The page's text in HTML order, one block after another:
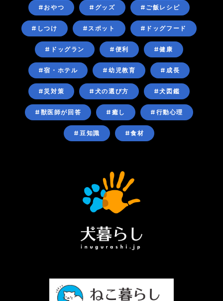
#おやつ #グッズ #ご飯レシピ
#しつけ #スポット #ドッグフード
#ドッグラン #便利 #健康
#宿・ホテル #幼児教育 #成長
#災対策 #犬の選び方 #犬図鑑
#獣医師が回答 #癒し #行動心理
#豆知識 #食材